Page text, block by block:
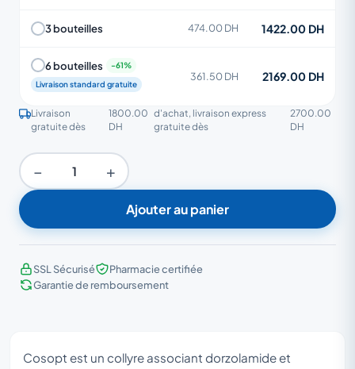
3 bouteilles 474.00 DH 1422.00 DH
6 bouteilles
Livraison standard gratuite
361.50 DH 2169.00 DH
Livraison
gratuite dès
1800.00
DH
d'achat, livraison express
gratuite dès
2700.00
DH
− +
Ajouter au panier
SSL Sécurisé
Pharmacie certifiée
Garantie de remboursement
Cosopt est un collyre associant dorzolamide et